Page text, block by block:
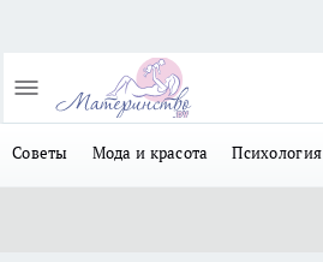
Советы Мода и красота Психология